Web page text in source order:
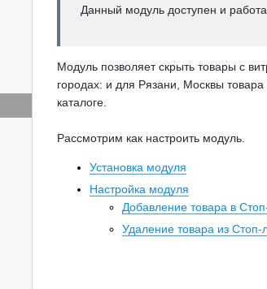
Данный модуль доступен и
Модуль позволяет скрыть товары с
городах: и для Рязани, Москвы
каталоге.
Рассмотрим как настроить модуль.
Установка модуля
Настройка модуля
Добавление товара в
Удаление товара из Стоп-